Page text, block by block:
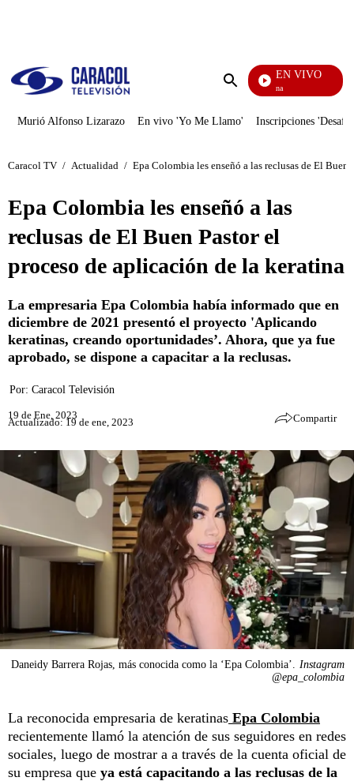
Enviar
EN VIVO
Diario De Diana
Murió Alfonso Lizarazo En vivo 'Yo Me Llamo' Inscripciones
Caracol TV / Actualidad / Epa Colombia les enseñó a las reclusas de El
Epa Colombia les enseñó a las
reclusas de El Buen Pastor el
proceso de aplicación de la keratina
La empresaria Epa Colombia había informado que en
diciembre de 2021 presentó el proyecto 'Aplicando
keratinas, creando oportunidades’. Ahora, que ya fue
aprobado, se dispone a capacitar a la reclusas.
Por: Caracol Televisión
19 de Ene, 2023
Actualizado: 19 de ene, 2023 Compartir
Daneidy Barrera Rojas, más conocida como la ‘Epa Colombia’.
Instagram
@epa_colombia
La reconocida empresaria de keratinas Epa Colombia
recientemente llamó la atención de sus seguidores en redes
sociales, luego de mostrar a a través de la cuenta oficial de
su empresa que ya está capacitando a las reclusas de la